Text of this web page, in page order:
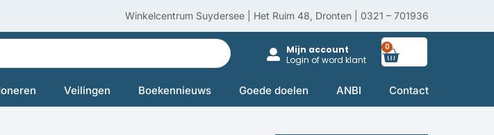
Winkelcentrum Suydersee | Het Ruim 48, Dronten | 0321 – 701936
Mijn account
Login of word klant
0
Veilingen Boekennieuws Goede doelen ANBI Contact